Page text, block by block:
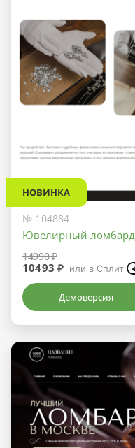
НОВИНКА
№ 104884
Ювелирный ломбард
14990 ₽
10493 ₽ или в Сплит
Демоверсия